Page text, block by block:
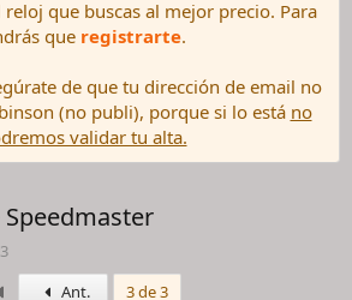
que buscas al mejor precio. Para
que registrarte.
de que tu dirección de email no
(no publi), porque si lo está no
validar tu alta.
PrimeroAnt. 3 de 3